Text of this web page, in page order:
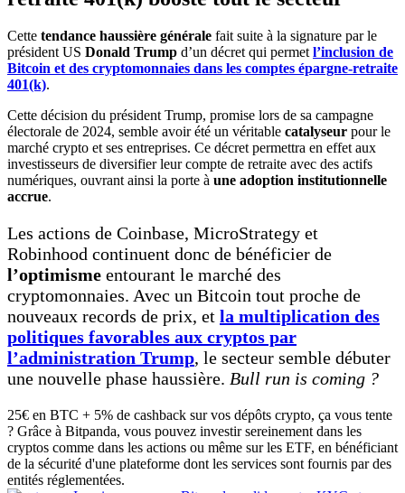
Cette tendance haussière générale fait suite à la signature par le
président US Donald Trump d’un décret qui permetl’inclusion de
Bitcoin et des cryptomonnaies dans les comptes épargne-retraite
401(k).
Cette décision du président Trump, promise lors de sa campagne
électorale de 2024, semble avoir été un véritable catalyseur pour le
marché crypto et ses entreprises. Ce décret permettra en effet aux
investisseurs de diversifier leur compte de retraite avec des actifs
numériques, ouvrant ainsi la porte à une adoption institutionnelle
accrue.
Les actions de Coinbase, MicroStrategy et
Robinhood continuent donc de bénéficier de
l’optimisme entourant le marché des
cryptomonnaies. Avec un Bitcoin tout proche de
nouveaux records de prix, et la multiplication des
politiques favorables aux cryptos par
l’administration Trump, le secteur semble débuter
une nouvelle phase haussière. Bull run is coming ?
25€ en BTC + 5% de cashback sur vos dépôts crypto, ça vous tente
? Grâce à Bitpanda, vous pouvez investir sereinement dans les
cryptos comme dans les actions ou même sur les ETF, en bénéficiant
de la sécurité d'une plateforme dont les services sont fournis par des
entités réglementées.